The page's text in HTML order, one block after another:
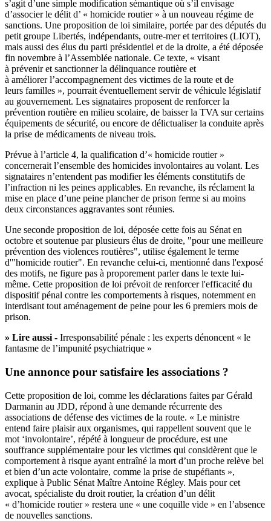
s’agit d’une simple modification sémantique où s’il envisage
d’associer le délit d’ « homicide routier » à un nouveau régime de
sanctions. Une proposition de loi similaire, portée par des députés du
petit groupe Libertés, indépendants, outre-mer et territoires (LIOT),
mais aussi des élus du parti présidentiel et de la droite, a été déposée
fin novembre à l’Assemblée nationale. Ce texte, « visant
à prévenir et sanctionner la délinquance routière et
à améliorer l’accompagnement des victimes de la route et de
leurs familles », pourrait éventuellement servir de véhicule législatif
au gouvernement. Les signataires proposent de renforcer la
prévention routière en milieu scolaire, de baisser la TVA sur certains
équipements de sécurité, ou encore de délictualiser la conduite après
la prise de médicaments de niveau trois.
Prévue à l’article 4, la qualification d’« homicide routier »
concernerait l’ensemble des homicides involontaires au volant. Les
signataires n’entendent pas modifier les éléments constitutifs de
l’infraction ni les peines applicables. En revanche, ils réclament la
mise en place d’une peine plancher de prison ferme si au moins
deux circonstances aggravantes sont réunies.
Une seconde proposition de loi, déposée cette fois au Sénat en
octobre et soutenue par plusieurs élus de droite, "pour une meilleure
prévention des violences routières", utilise également le terme
d'"homicide routier". En revanche celui-ci, mentionné dans l'exposé
des motifs, ne figure pas à proporement parler dans le texte lui-
même. Cette proposition de loi prévoit de renforcer l'efficacité du
dispositif pénal contre les comportements à risques, notemment en
interdisant tout aménagement de peine pour les 6 premiers mois de
prison.
» Lire aussi - Irresponsabilité pénale : les experts dénoncent « le
fantasme de l’impunité psychiatrique »
Une annonce pour satisfaire les associations ?
Cette proposition de loi, comme les déclarations faites par Gérald
Darmanin au JDD, répond à une demande récurrente des
associations de défense des victimes de la route. « Le ministre
entend faire plaisir aux organismes, qui rappellent souvent que le
mot ‘involontaire’, répété à longueur de procédure, est une
souffrance supplémentaire pour les victimes qui considèrent que le
comportement à risque ayant entraîné la mort d’un proche relève bel
et bien d’un acte volontaire, comme la prise de stupéfiants »,
explique à Public Sénat Maître Antoine Régley. Mais pour cet
avocat, spécialiste du droit routier, la création d’un délit
« d’homicide routier » restera une « une coquille vide » en l’absence
de nouvelles sanctions.